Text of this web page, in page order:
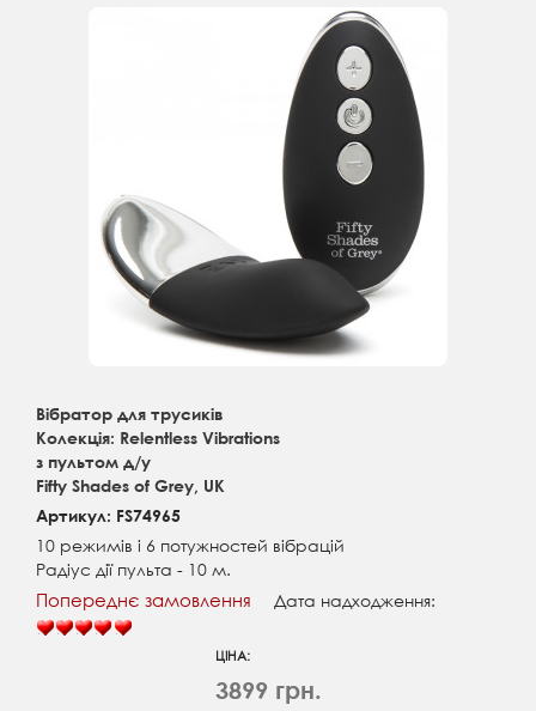
Вібратор для трусиків
Колекція: Relentless Vibrations
з пультом д/у
Fifty Shades of Grey, UK
Артикул: FS74965
10 режимів і 6 потужностей вібрацій
Радіус дії пульта - 10 м.
Попереднє замовлення Дата надходження:
ЦІНА:
3899 грн.